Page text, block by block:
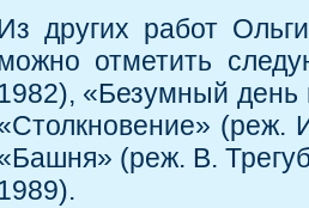
других работ
отметить
«Безумный
(реж.
(реж. В.